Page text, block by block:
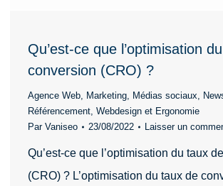
Qu’est-ce que l’optimisation
conversion (CRO) ?
Agence Web, Marketing, Médias sociaux,
Référencement, Webdesign et Ergonomie
Par Vaniseo 23/08/2022 Laisser un
Qu’est-ce que l’optimisation du taux
(CRO) ? L’optimisation du taux de